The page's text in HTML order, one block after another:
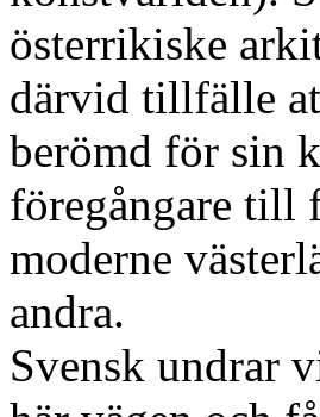
österrikiske
därvid tillfälle
berömd för sin
föregångare till
moderne
andra.
Svensk undrar